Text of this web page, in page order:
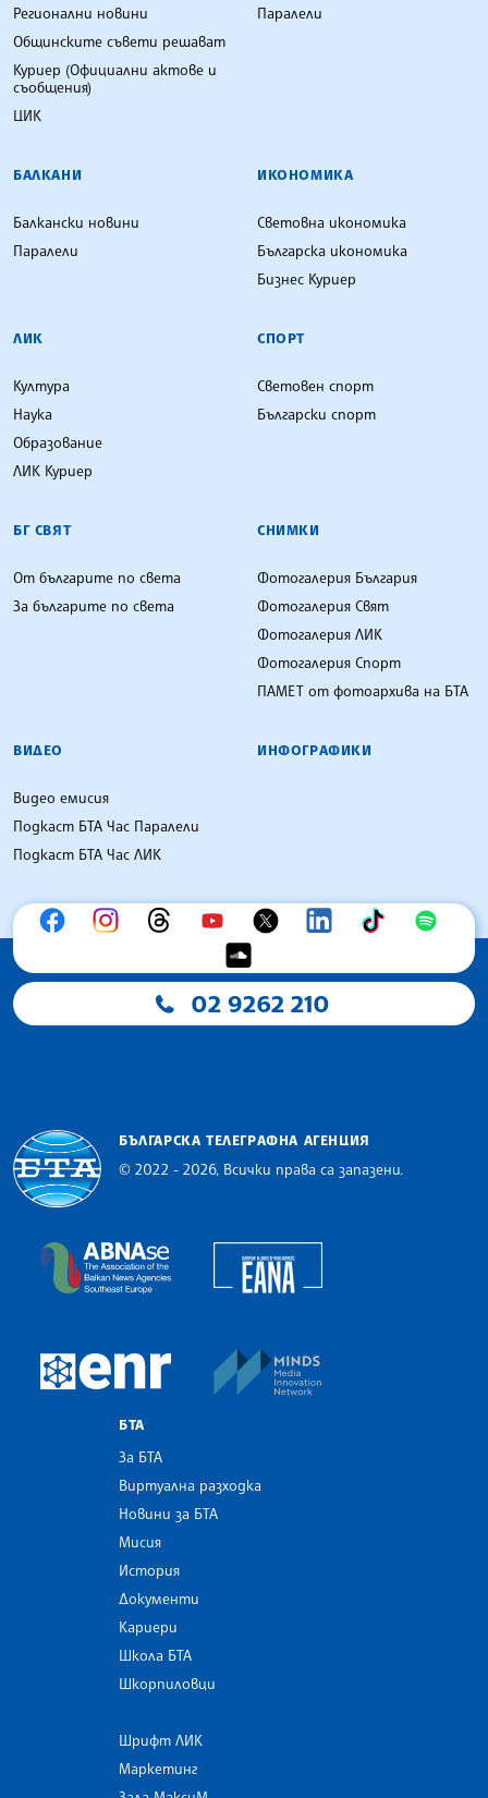
Регионални новини
Общинските съвети решават
Куриер (Официални актове и
съобщения)
ЦИК
Паралели
БАЛКАНИ
Балкански новини
Паралели
ИКОНОМИКА
Световна икономика
Българска икономика
Бизнес Куриер
ЛИК
Култура
Наука
Образование
ЛИК Куриер
СПОРТ
Световен спорт
Български спорт
БГ СВЯТ
От българите по света
За българите по света
СНИМКИ
Фотогалерия България
Фотогалерия Свят
Фотогалерия ЛИК
Фотогалерия Спорт
ПАМЕТ от фотоархива на БТА
ВИДЕО
Видео емисия
Подкаст БТА Час Паралели
Подкаст БТА Час ЛИК
ИНФОГРАФИКИ
02 9262 210
БЪЛГАРСКА ТЕЛЕГРАФНА АГЕНЦИЯ
© 2022 - 2026, Всички права са запазени.
The Assocoation of the Balkan News Agencies
European Newsroom
БТА
За БТА
Виртуална разходка
Новини за БТА
Мисия
История
Документи
Кариери
Школа БТА
Шкорпиловци
Шрифт ЛИК
Маркетинг